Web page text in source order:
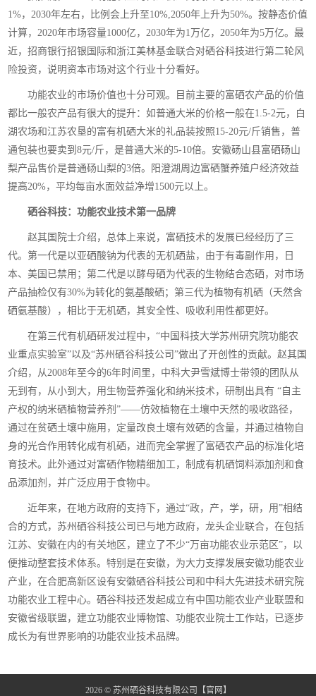
1%，2030年左右，比例会上升至10%,2050年上升为50%。按静态价值
计算，2020年市场容量1000亿，2030年为1万亿，2050年为5万亿。最
近，招商银行招银国际和浙江美林基金联合对硒谷科技进行第二轮风
险投资，说明资本市场对这个行业十分看好。
功能农业的市场价值也十分可观。目前主要的富硒农产品的价值
都比一般农产品有很大的提升：如普通大米的价格一般在1.5-2元，白
湖农场和江苏农垦的富有机硒大米的礼品装按照15-20元/斤销售，普
通包装也要卖到8元/斤，是普通大米的5-10倍。安徽砀山县富硒砀山
梨产品售价是普通砀山梨的3倍。阳澄湖周边富硒蟹养殖户经济效益
提高20%，平均每亩水面效益净增1500元以上。
硒谷科技：功能农业技术第一品牌
赵其国院士介绍，总体上来说，富硒技术的发展已经经历了三
代。第一代是以亚硒酸钠为代表的无机硒盐，由于有毒副作用，日
本、美国已禁用；第二代是以酵母硒为代表的生物结合态硒，对市场
产品抽检仅有30%为转化的氨基酸硒；第三代为植物有机硒（天然含
硒氨基酸），相比于无机硒，其安全性、吸收利用性都更好。
在第三代有机硒研发过程中，“中国科技大学苏州研究院功能农
业重点实验室”以及“苏州硒谷科技公司”做出了开创性的贡献。赵其国
介绍，从2008年至今的6年时间里，中科大尹雪斌博士带领的团队从
无到有，从小到大，用生物营养强化和纳米技术，研制出具有 “自主
产权的纳米硒植物营养剂”——仿效植物在土壤中天然的吸收路径，
通过在贫硒土壤中施用，定量改良土壤有效硒的含量，并通过植物自
身的光合作用转化成有机硒，进而完全掌握了富硒农产品的标准化培
育技术。此外通过对富硒作物精细加工，制成有机硒饲料添加剂和食
品添加剂，并广泛应用于食物中。
近年来，在地方政府的支持下，通过“政，产，学，研，用”相结
合的方式，苏州硒谷科技公司已与地方政府，龙头企业联合，在包括
江苏、安徽在内的有关地区，建立了不少“万亩功能农业示范区”，以
便推动整套技术体系。特别是在安徽，为大力支撑发展安徽功能农业
产业，在合肥高新区设有安徽硒谷科技公司和中科大先进技术研究院
功能农业工程中心。硒谷科技还发起成立有中国功能农业产业联盟和
安徽省级联盟，建立功能农业博物馆、功能农业院士工作站，已逐步
成长为有世界影响的功能农业技术品牌。
2026 © 苏州硒谷科技有限公司【官网】